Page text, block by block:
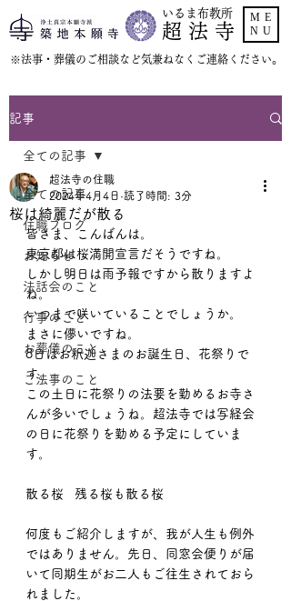
いるま布教所
超 法 寺
​※法事・葬儀のご相談など気兼ねなくご連絡ください。
ME
NU
記事
全ての記事
住職ブログ
お知らせ
法話会のこと
行事のこと
お葬儀のこと
ご法事のこと
全ての記事
桜は綺麗だが散る
超法寺の住職
2024年4月4日 読了時間: 3分
皆さま、こんばんは。
東京都は桜満開宣言だそうですね。
しかし明日は雨予報ですから散りますよ
ね。
いつまで咲いていることでしょうか。
まさに儚いですね。
8日はお釈迦さまのお誕生日、花祭りで
す。
この土日に花祭りの法要を勤めるお寺さ
んが多いでしょうね。超法寺では写経会
の日に花祭りを勤める予定にしていま
す。
散る桜   残る桜も散る桜
何度もご紹介しますが、我が人生も例外
ではありません。先日、同窓会便りが届
いて同期生がお二人もご往生されておら
れました。